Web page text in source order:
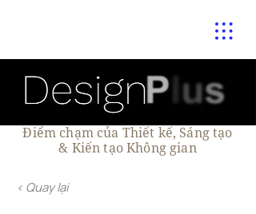
Điểm chạm của Thiết kế, Sáng tạo
& Kiến tạo Không gian
< Quay lại